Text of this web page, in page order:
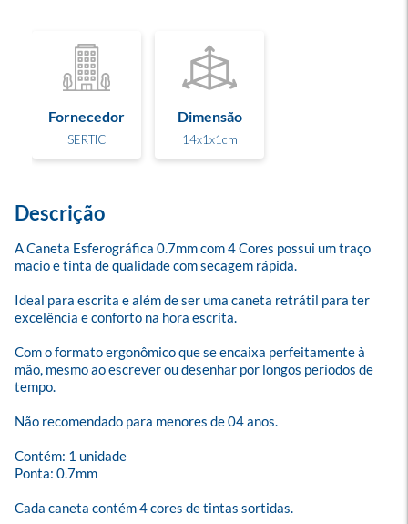
Fornecedor
SERTIC
Dimensão
14x1x1cm
Descrição
A Caneta Esferográfica 0.7mm com 4 Cores possui um traço
macio e tinta de qualidade com secagem rápida.
Ideal para escrita e além de ser uma caneta retrátil para ter
excelência e conforto na hora escrita.
Com o formato ergonômico que se encaixa perfeitamente à
mão, mesmo ao escrever ou desenhar por longos períodos de
tempo.
Não recomendado para menores de 04 anos.
Contém: 1 unidade
Ponta: 0.7mm
Cada caneta contém 4 cores de tintas sortidas.